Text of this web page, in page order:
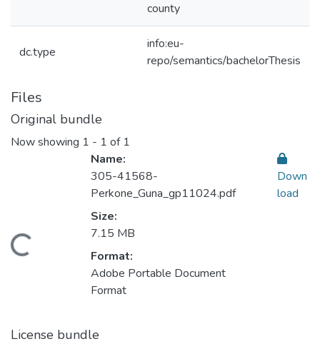
county
dc.type
info:eu-
repo/semantics/bachelorThesis
Files
Original bundle
Now showing 1 - 1 of 1
Name:
305-41568-
Perkone_Guna_gp11024.pdf
Size:
7.15 MB
Format:
Adobe Portable Document
Format
Down
load
License bundle